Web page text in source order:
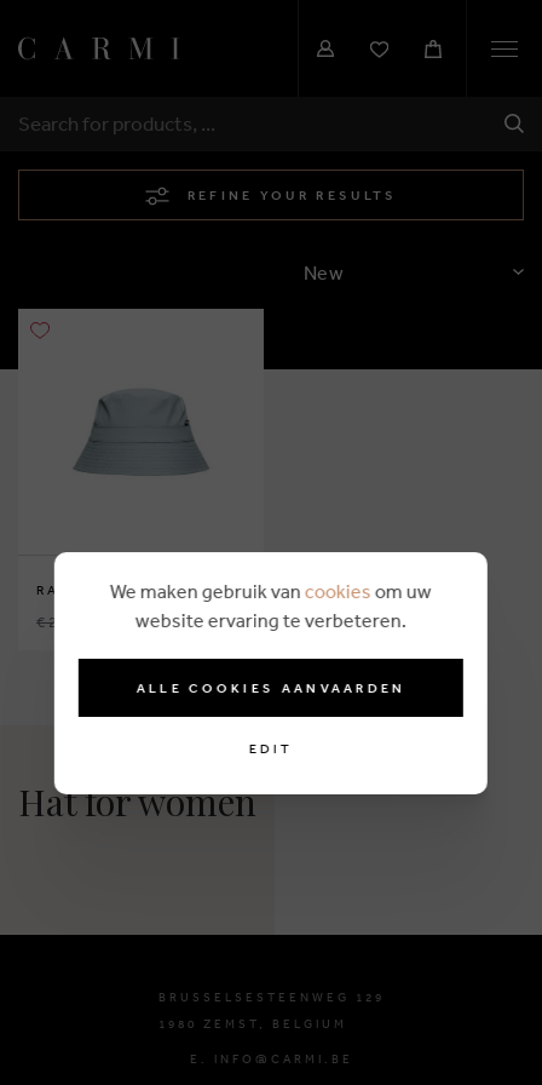
SEARCH
REFINE YOUR RESULTS
SORT
RAINS
€ 29,95 € 15,00
Hat for women
BRUSSELSESTEENWEG 129
1980 ZEMST, BELGIUM
E. INFO@CARMI.BE
We maken gebruik van cookies om uw
website ervaring te verbeteren.
ALLE COOKIES AANVAARDEN
EDIT